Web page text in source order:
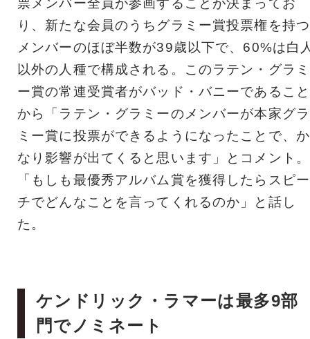
票メンバー全員が参画することが決まってお
り、新たな会員のうちグラミー賞投票権を持つ
メンバーのほぼ半数が39歳以下で、60%は白
以外の人種で構成される。このラテン・グラミ
ー賞の常連受賞者がバッド・バニーであること
から「ラテン・グラミーのメンバーが本家グラ
ミー賞に投票ができるようになったことで、か
なり影響が出てくると思います」とコメント。
「もしも最優秀アルバム賞を獲得したらスピー
チでどんなことを言ってくれるのか」と話し
た。
ケンドリック・ラマーは最多9部
門でノミネート